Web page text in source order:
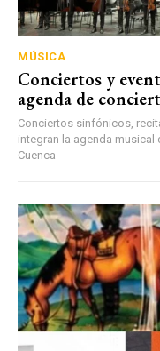
MÚSICA
Conciertos y
agenda de
Conciertos sinfónicos,
integran la agenda musical
Cuenca